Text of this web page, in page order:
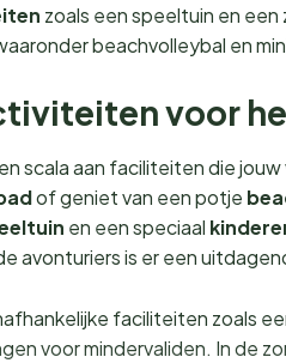
zoals een speeltuin en een
beachvolleybal en
voor
scala aan faciliteiten die
of geniet van een potje
en een speciaal
avonturiers is er een
faciliteiten zoals
voor mindervaliden. In de